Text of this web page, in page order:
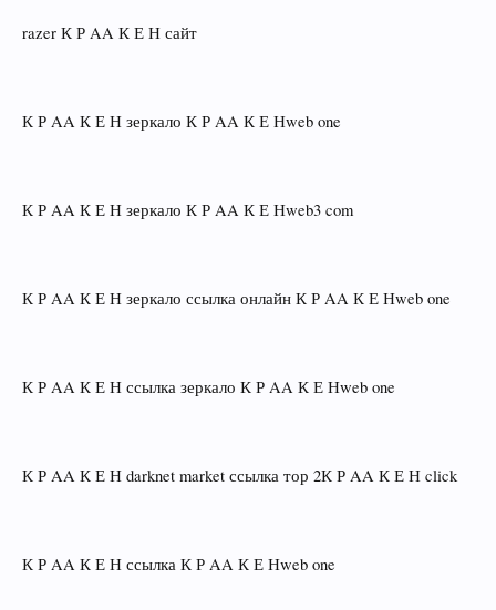
razer К Р AA К Е Н сайт
К Р AA К Е Н зеркало К Р AA К Е Нweb one
К Р AA К Е Н зеркало К Р AA К Е Нweb3 com
К Р AA К Е Н зеркало ссылка онлайн К Р AA К Е Нweb one
К Р AA К Е Н ссылка зеркало К Р AA К Е Нweb one
К Р AA К Е Н darknet market ссылка тор 2К Р AA К Е Н click
К Р AA К Е Н ссылка К Р AA К Е Нweb one